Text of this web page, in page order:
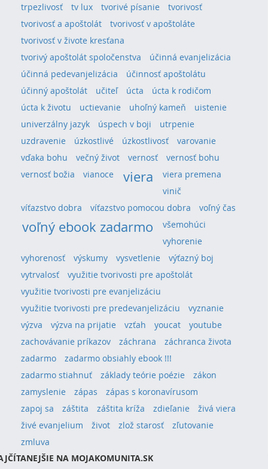
trpezlivosť
tv lux tvorivé písanie
tvorivosť
tvorivosť a apoštolát
tvorivosť v apoštoláte
tvorivosť v živote kresťana
tvorivý apoštolát spoločenstva
účinná evanjelizácia
účinná pedevanjelizácia
účinnosť apoštolátu
účinný apoštolát
učiteľ úcta
úcta k rodičom
úcta k životu
uctievanie uhoľný kameň
uistenie
univerzálny jazyk
úspech v boji
utrpenie
uzdravenie
úzkostlivé úzkostlivosť
varovanie
vďaka bohu
večný život vernosť
vernosť bohu
vernosť božia
vianoce viera
viera premena
vinič
víťazstvo dobra
víťazstvo pomocou dobra voľný čas
voľný ebook zadarmo
všemohúci
vyhorenie
vyhorenosť
výskumy vysvetlenie
výťazný boj
vytrvalosť
využitie tvorivosti pre apoštolát
využitie tvorivosti pre evanjelizáciu
využitie tvorivosti pre predevanjelizáciu
vyznanie
výzva
výzva na prijatie vzťah youcat
youtube
zachovávanie príkazov
záchrana
záchranca života
zadarmo
zadarmo obsiahly ebook !!!
zadarmo stiahnuť
základy teórie poézie
zákon
zamyslenie
zápas
zápas s koronavírusom
zapoj sa
záštita záštita kríža zdieľanie
živá viera
živé evanjelium
život zlož starosť
zľutovanie
zmluva
NA MOJAKOMUNITA.SK